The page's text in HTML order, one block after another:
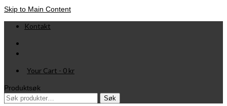
Skip to Main Content
Kontakt
Your Cart - 0 kr
Produktsøk
Søk
Søk